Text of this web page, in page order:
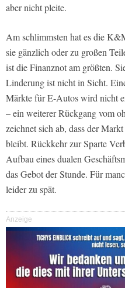
aber nicht pleite.
Am schlimmsten hat es die
sie gänzlich oder zu großen
ist die Finanznot am größten.
Linderung ist nicht in Sicht.
Märkte für E-Autos wird nicht
– ein weiterer Rückgang vom
zeichnet sich ab, dass der
bleibt. Rückkehr zur Sparte
Aufbau eines dualen
das Gebot der Stunde. Für
leider zu spät.
Anzeige